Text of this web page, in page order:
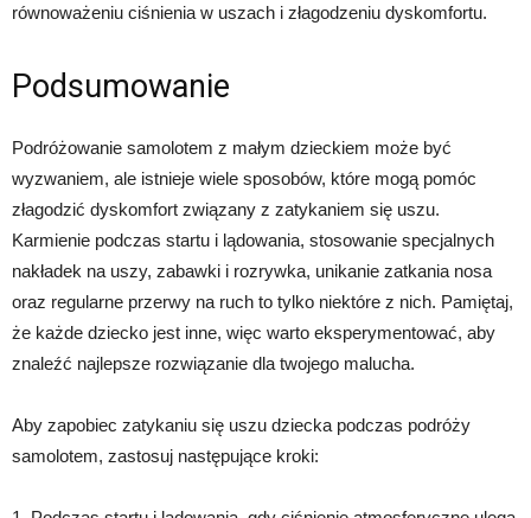
równoważeniu ciśnienia w uszach i złagodzeniu dyskomfortu.
Podsumowanie
Podróżowanie samolotem z małym dzieckiem może być
wyzwaniem, ale istnieje wiele sposobów, które mogą pomóc
złagodzić dyskomfort związany z zatykaniem się uszu.
Karmienie podczas startu i lądowania, stosowanie specjalnych
nakładek na uszy, zabawki i rozrywka, unikanie zatkania nosa
oraz regularne przerwy na ruch to tylko niektóre z nich. Pamiętaj,
że każde dziecko jest inne, więc warto eksperymentować, aby
znaleźć najlepsze rozwiązanie dla twojego malucha.
Aby zapobiec zatykaniu się uszu dziecka podczas podróży
samolotem, zastosuj następujące kroki: